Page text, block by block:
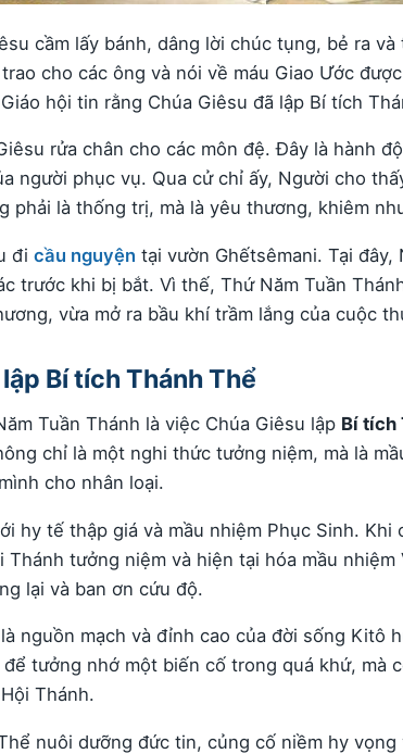
cầm lấy bánh, dâng lời chúc tụng, bẻ ra
cho các ông và nói về máu Giao Ước
hội tin rằng Chúa Giêsu đã lập Bí tích
rửa chân cho các môn đệ. Đây là hành
người phục vụ. Qua cử chỉ ấy, Người cho
phải là thống trị, mà là yêu thương, khiêm
đi cầu nguyện tại vườn Ghếtsêmani. Tại
trước khi bị bắt. Vì thế, Thứ Năm Tuần
vừa mở ra bầu khí trầm lắng của cuộc
Bí tích Thánh Thể
Tuần Thánh là việc Chúa Giêsu lập Bí tích
chỉ là một nghi thức tưởng niệm, mà là
cho nhân loại.
hy tế thập giá và mầu nhiệm Phục Sinh. Khi
tưởng niệm và hiện tại hóa mầu nhiệm
lại và ban ơn cứu độ.
nguồn mạch và đỉnh cao của đời sống Kitô
tưởng nhớ một biến cố trong quá khứ, mà
Thánh.
nuôi dưỡng đức tin, củng cố niềm hy